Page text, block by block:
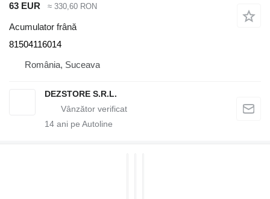
63 EUR ≈ 330,60 RON
Acumulator frână
81504116014
România, Suceava
DEZSTORE S.R.L.
14 ani pe Autoline